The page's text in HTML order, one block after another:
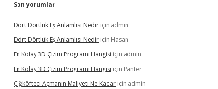
Son yorumlar
Dört Dörtlük Eş Anlamlısı Nedir için admin
Dört Dörtlük Eş Anlamlısı Nedir için Hasan
En Kolay 3D Çizim Programı Hangisi için admin
En Kolay 3D Çizim Programı Hangisi için Panter
Çiğköfteci Açmanın Maliyeti Ne Kadar için admin